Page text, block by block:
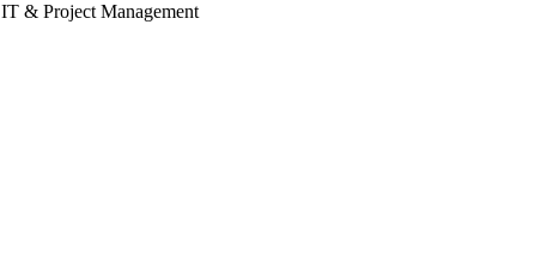
IT & Project Management